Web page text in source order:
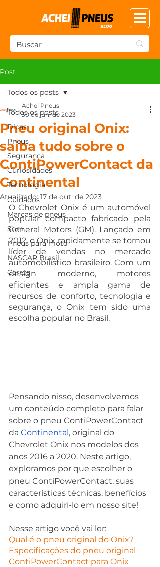
Post
Todos os posts
Dicas
Pneus
Segurança
Curiosidades
Tecnologia
Cuidados
Marcas de pneus
Som
Pneus para moto
NASCAR Brasil
Carros
Todos os posts
Pneu original Onix:
saiba tudo sobre o
ContiPowerContact da
Continental
Achei Pneus
30 de jun. de 2023
Atualizado:17 de out. de 2023
O Chevrolet Onix é um automóvel
popular compacto fabricado pela
General Motors (GM). Lançado em
2012, o Onix rapidamente se tornou
líder de vendas no mercado
automobilístico brasileiro. Com um
design moderno, motores
eficientes e ampla gama de
recursos de conforto, tecnologia e
segurança, o Onix tem sido uma
escolha popular no Brasil.
Pensando nisso, desenvolvemos
um conteúdo completo para falar
sobre o pneu ContiPowerContact
da Continental, original do
Chevrolet Onix nos modelos dos
anos 2016 a 2020. Neste artigo,
exploramos por que escolher o
pneu ContiPowerContact, suas
características técnicas, benefícios
e como adquiri-lo em nosso site!
Nesse artigo você vai ler:
Qual é o pneu original do Onix?
Especificações do pneu original
ContiPowerContact para Onix